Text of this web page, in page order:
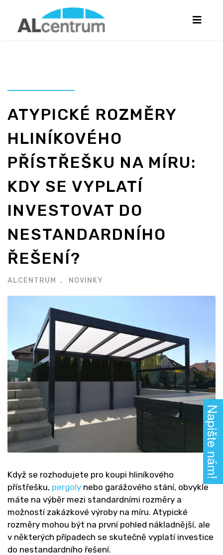
ATYPICKÉ ROZMĚRY
HLINÍKOVÉHO
PŘÍSTŘEŠKU NA MÍRU:
KDY SE VYPLATÍ
INVESTOVAT DO
NESTANDARDNÍHO
ŘEŠENÍ?
ALCENTRUM NOVINKY
Když se rozhodujete pro koupi hliníkového
přístřešku, pergoly nebo garážového stání, obvykle
máte na výběr mezi standardními rozměry a
možností zakázkové výroby na míru. Atypické
rozměry mohou být na první pohled nákladnější, ale
v některých případech se skutečně vyplatí investice
do nestandardního řešení.
Napište nám!